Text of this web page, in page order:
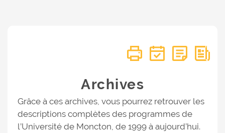
Archives
Grâce à ces archives, vous pourrez retrouver les
descriptions complètes des programmes de
l’Université de Moncton, de 1999 à aujourd’hui.